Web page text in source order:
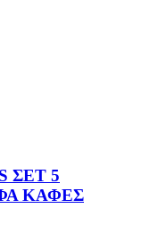
ΣΕΤ 5
ΚΑΦΕΣ